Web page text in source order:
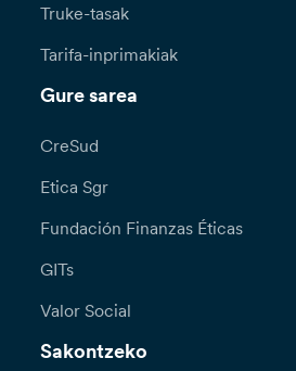
Truke-tasak
Tarifa-inprimakiak
Gure sarea
CreSud
Etica Sgr
Fundación Finanzas Éticas
GITs
Valor Social
Sakontzeko